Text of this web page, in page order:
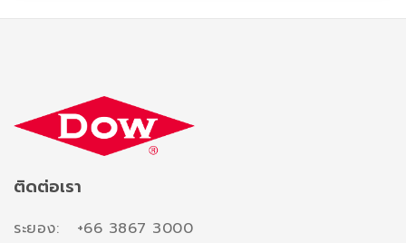
ติดต่อเรา
ระยอง: +66 3867 3000